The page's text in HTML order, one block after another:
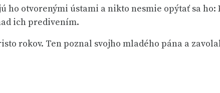
otvorenými ústami a nikto nesmie opýtať sa ho:
ich predivením.
rokov. Ten poznal svojho mladého pána a